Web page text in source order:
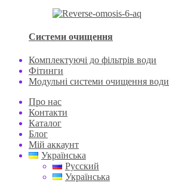
Системи очищення
Комплектуючі до фільтрів води
Фітинги
Модульні системи очищення води
Про нас
Контакти
Каталог
Блог
Мій аккаунт
Українська
Русский
Українська